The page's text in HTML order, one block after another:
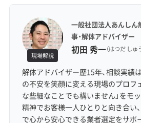
現場解説
一般社団法人あんしん
事・解体アドバイザー
初田 秀一（はつだ しゅ
解体アドバイザー歴15年、相談実績
の不安を笑顔に変える現場のプロフ
な些細なことでも構いません」をモ
精神でお客様一人ひとりと向き合い
で心から安心できる業者選定をサポ